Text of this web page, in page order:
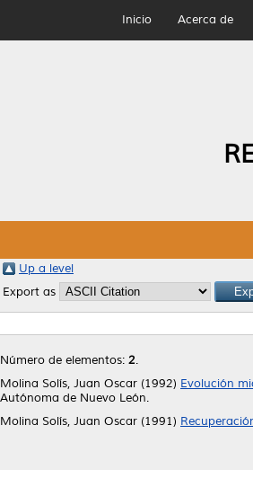
Inicio Acerca de
Up a level
Export as
Número de elementos: 2.
Molina Solís, Juan Oscar (1992) Evolución
Autónoma de Nuevo León.
Molina Solís, Juan Oscar (1991)